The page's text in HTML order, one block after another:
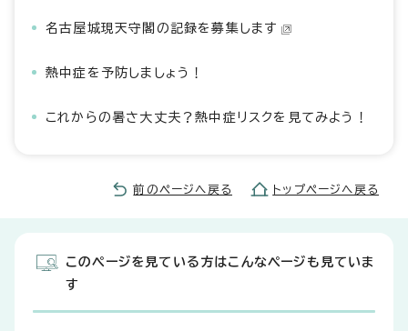
名古屋城現天守閣の記録を募集します
熱中症を予防しましょう！
これからの暑さ大丈夫？熱中症リスクを見てみよう！
前のページへ戻る トップページへ戻る
このページを見ている方はこんなページも見ていま
す